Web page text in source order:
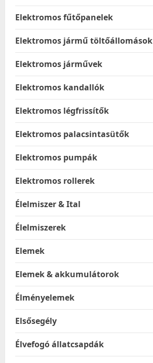
Elektromos fűtőpanelek
Elektromos jármű töltőállomások
Elektromos járművek
Elektromos kandallók
Elektromos légfrissítők
Elektromos palacsintasütők
Elektromos pumpák
Elektromos rollerek
Élelmiszer & Ital
Élelmiszerek
Elemek
Elemek & akkumulátorok
Élményelemek
Elsősegély
Élvefogó állatcsapdák